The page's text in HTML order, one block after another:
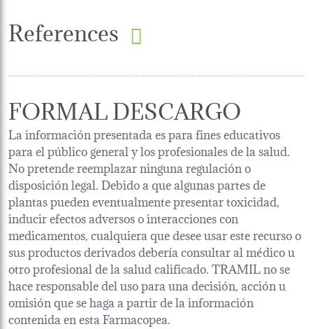
References
FORMAL DESCARGO
La información presentada es para fines educativos
para el público general y los profesionales de la salud.
No pretende reemplazar ninguna regulación o
disposición legal. Debido a que algunas partes de
plantas pueden eventualmente presentar toxicidad,
inducir efectos adversos o interacciones con
medicamentos, cualquiera que desee usar este recurso o
sus productos derivados debería consultar al médico u
otro profesional de la salud calificado. TRAMIL no se
hace responsable del uso para una decisión, acción u
omisión que se haga a partir de la información
contenida en esta Farmacopea.